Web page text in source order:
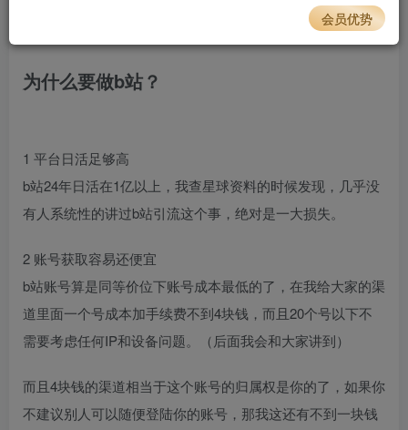
为什么要做b站​？
1 平台日活足够高​
b站24年日活在1亿以上，我查星球资料的时候发现，几乎没
有人系统性的讲过b站引流这个事，绝对是一大损失。
2 账号获取容易还便宜​
b站账号算是同等价位下账号成本最低的了，在我给大家的渠
道里面一个号成本加手续费不到4块钱，而且20个号以下不
需要考虑任何IP和设备问题。（后面我会和大家讲到）
而且4块钱的渠道相当于这个账号的归属权是你的了，如果你
不建议别人可以随便登陆你的账号，那我这还有不到一块钱
会员优势